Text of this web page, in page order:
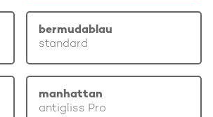
bermudablau
standard
manhattan
antigliss Pro